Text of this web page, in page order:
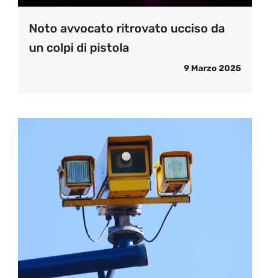
Noto avvocato ritrovato ucciso da
un colpi di pistola
9 Marzo 2025